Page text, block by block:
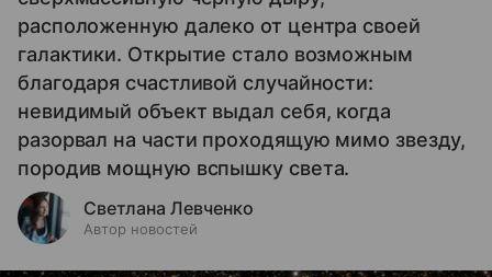
расположенную далеко от центра своей
галактики. Открытие стало возможным
благодаря счастливой случайности:
невидимый объект выдал себя, когда
разорвал на части проходящую мимо звезду,
породив мощную вспышку света.
Светлана Левченко
Автор новостей